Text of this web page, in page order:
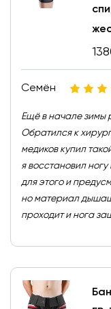
Семён
Ещё в начале зимы
Обратился к
медиков купил
я восстановил
для этого и
но материал
проходит и нога